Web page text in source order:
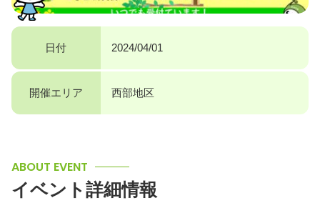
日付 2024/04/01
開催エリア 西部地区
ABOUT EVENT
イベント詳細情報